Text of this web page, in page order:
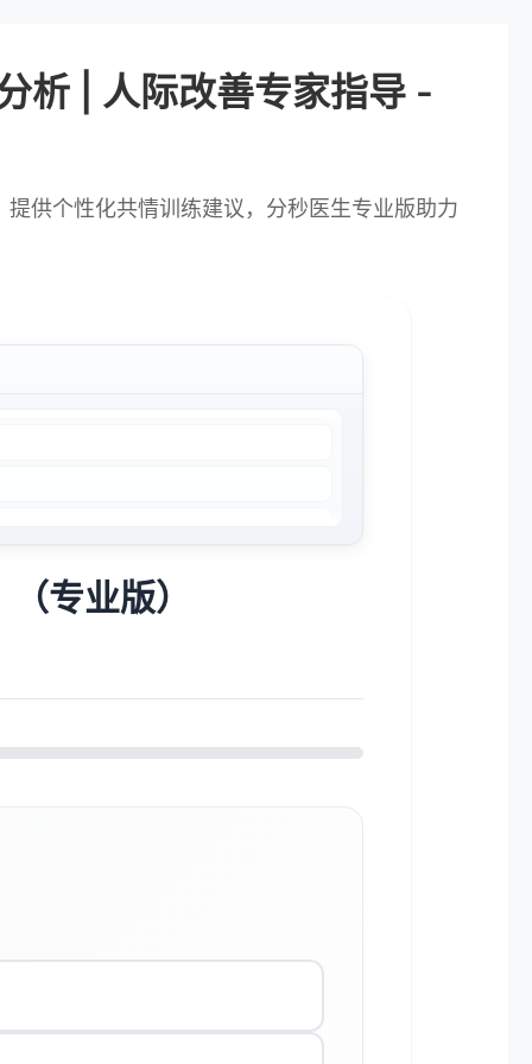
析 | 人际改善专家指导 -
供个性化共情训练建议，分秒医生专业版助力
专业版）